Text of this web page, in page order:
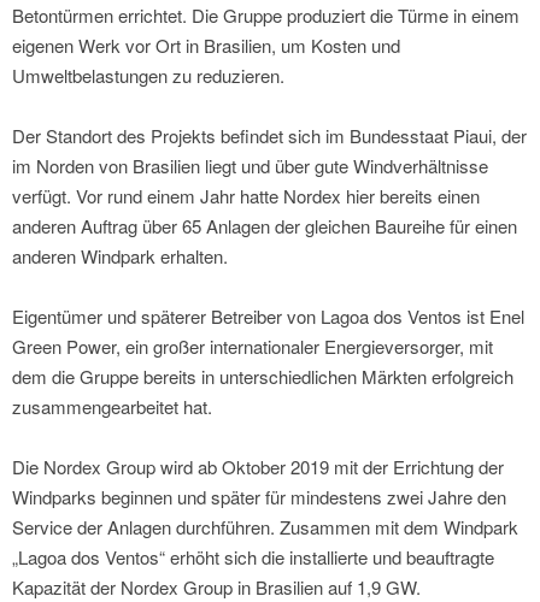
Betontürmen errichtet. Die Gruppe produziert die Türme in einem
eigenen Werk vor Ort in Brasilien, um Kosten und
Umweltbelastungen zu reduzieren.
Der Standort des Projekts befindet sich im Bundesstaat Piaui, der
im Norden von Brasilien liegt und über gute Windverhältnisse
verfügt. Vor rund einem Jahr hatte Nordex hier bereits einen
anderen Auftrag über 65 Anlagen der gleichen Baureihe für einen
anderen Windpark erhalten.
Eigentümer und späterer Betreiber von Lagoa dos Ventos ist Enel
Green Power, ein großer internationaler Energieversorger, mit
dem die Gruppe bereits in unterschiedlichen Märkten erfolgreich
zusammengearbeitet hat.
Die Nordex Group wird ab Oktober 2019 mit der Errichtung der
Windparks beginnen und später für mindestens zwei Jahre den
Service der Anlagen durchführen. Zusammen mit dem Windpark
„Lagoa dos Ventos“ erhöht sich die installierte und beauftragte
Kapazität der Nordex Group in Brasilien auf 1,9 GW.